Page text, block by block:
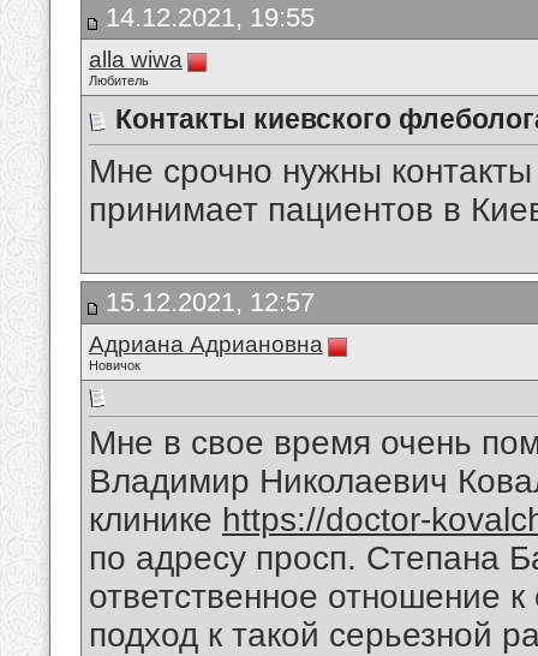
14.12.2021, 19:55
alla wiwa
Любитель
Контакты киевского
Мне срочно нужны
принимает пациентов в
15.12.2021, 12:57
Адриана Адриановна
Новичок
Мне в свое время очень
Владимир Николаевич
клинике https://doctor-
по адресу просп. Степана
ответственное отношение
подход к такой серьезной